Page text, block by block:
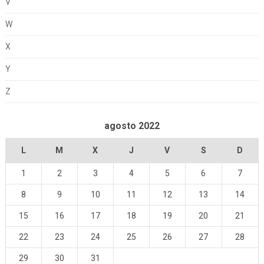
W
X
Y
Z
agosto 2022
L M X J V S D
1 2 3 4 5 6 7
8 9 10 11 12 13 14
15 16 17 18 19 20 21
22 23 24 25 26 27 28
29 30 31